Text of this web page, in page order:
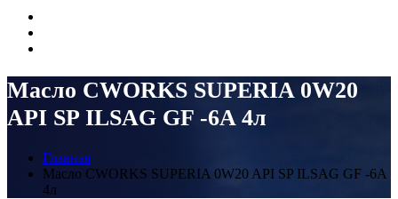
Масло CWORKS SUPERIA 0W20
API SP ILSAG GF -6A 4л
Главная
Масло CWORKS SUPERIA 0W20 API SP ILSAG GF -6A
4л